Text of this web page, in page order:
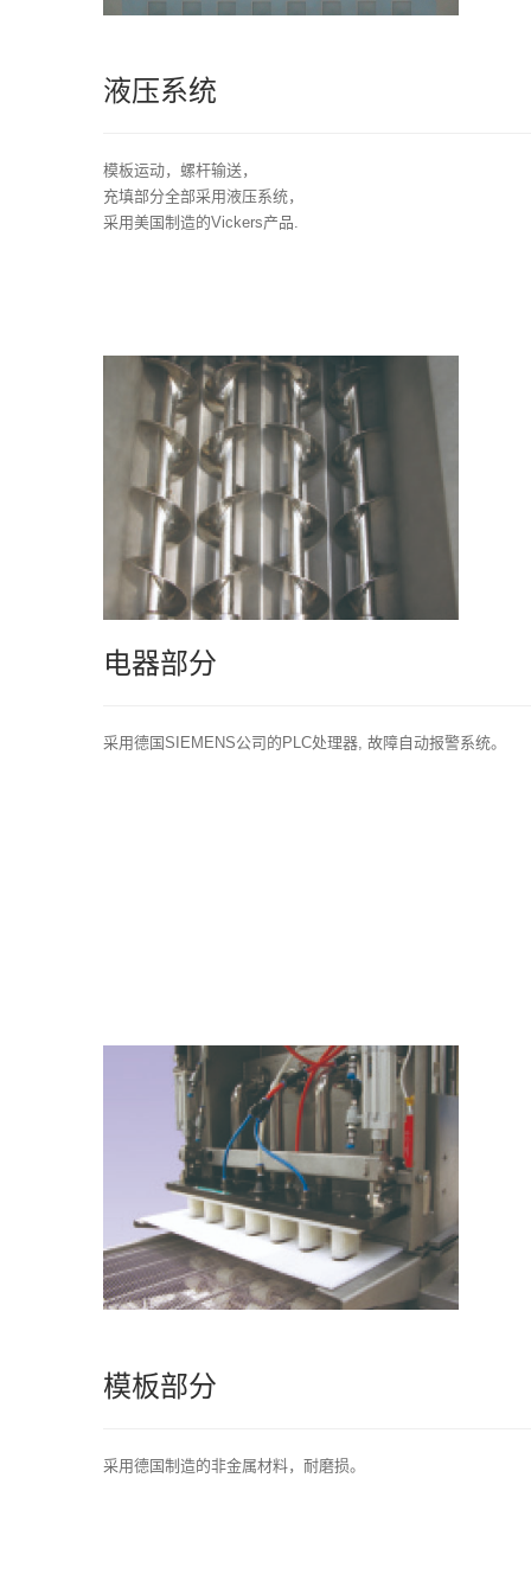
液压系统
模板运动，螺杆输送，
充填部分全部采用液压系统，
采用美国制造的Vickers产品.
电器部分
采用德国SIEMENS公司的PLC处理器, 故障自动报警系统。
模板部分
采用德国制造的非金属材料，耐磨损。